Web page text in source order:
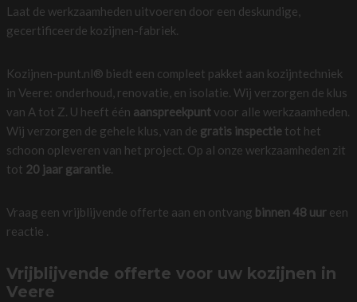
Laat de werkzaamheden uitvoeren door een deskundige,
gecertificeerde kozijnen-fabriek.
Kozijnen-punt.nl® biedt een compleet pakket aan kozijntechniek
in Veere: onderhoud, renovatie, en isolatie. Wij verzorgen de klus
van A tot Z. U heeft één aanspreekpuntvoor alle werkzaamheden.
Wij verzorgen de gehele klus, van de gratis inspectietot het
schoon opleveren van het project. Op al onze werkzaamheden zit
tot 20 jaar garantie.
Vraag een vrijblijvende offerte aan en ontvang binnen 48 uureen
reactie .
Vrijblijvende offerte voor uw kozijnen in
Veere